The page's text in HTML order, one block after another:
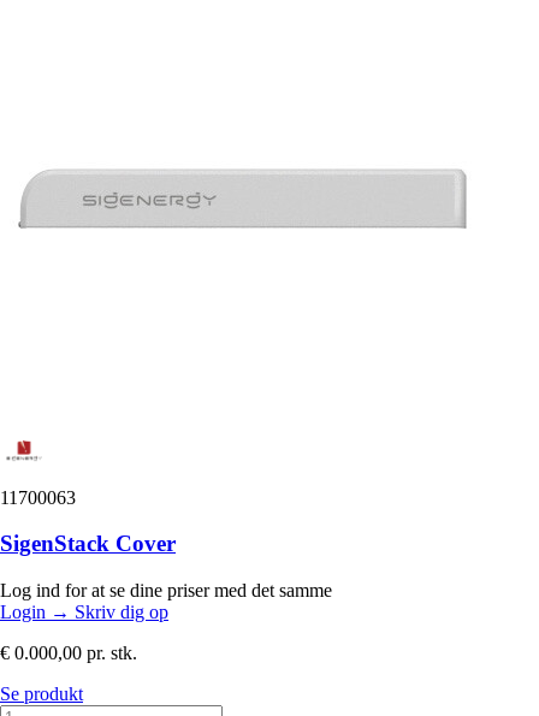
11700063
SigenStack Cover
Log ind for at se dine priser med det samme
Login → Skriv dig op
€ 0.000,00 pr. stk.
Se produkt